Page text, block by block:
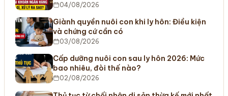
04/08/2026
Giành quyền nuôi con khi ly hôn: Điều kiện
và chứng cứ cần có
03/08/2026
Cấp dưỡng nuôi con sau ly hôn 2026: Mức
bao nhiêu, đòi thế nào?
02/08/2026